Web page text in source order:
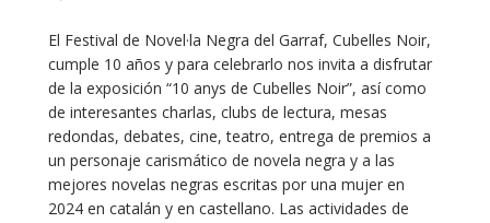
El Festival de Novel·la Negra del Garraf, Cubelles Noir,
cumple 10 años y para celebrarlo nos invita a disfrutar
de la exposición “10 anys de Cubelles Noir”, así como
de interesantes charlas, clubs de lectura, mesas
redondas, debates, cine, teatro, entrega de premios a
un personaje carismático de novela negra y a las
mejores novelas negras escritas por una mujer en
2024 en catalán y en castellano. Las actividades de